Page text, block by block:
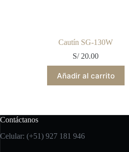
Cautín SG-130W
S/20.00
Añadir al carrito
Contáctanos
Celular: (+51) 927 181 946